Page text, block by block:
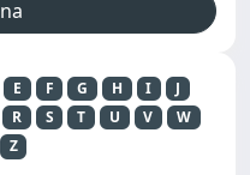
E F G H I
J
R S T U V
W
Z